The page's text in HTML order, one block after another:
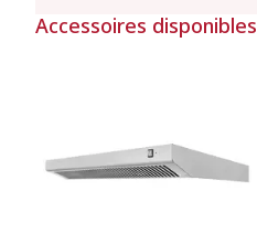
Accessoires disponibles